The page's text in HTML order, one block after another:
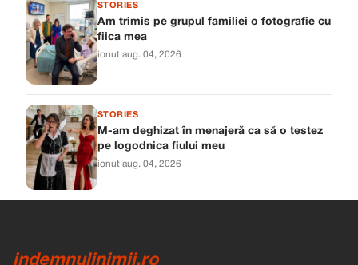
STORIES
Am trimis pe grupul familiei o fotografie cu
fiica mea
ionut·aug. 04, 2026
STORIES
M-am deghizat în menajeră ca să o testez
pe logodnica fiului meu
ionut·aug. 04, 2026
indemnulinimii.ro